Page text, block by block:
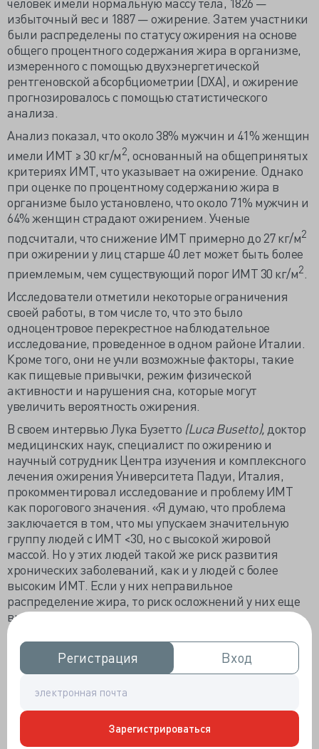
Регистрация
Регистрация Вход
Вход
Зарегистрироваться
избыточный вес и 1887 — ожирение. Затем участники
были распределены по статусу ожирения на основе
общего процентного содержания жира в организме,
измеренного с помощью двухэнергетической
рентгеновской абсорбциометрии (DXA), и ожирение
прогнозировалось с помощью статистического
анализа.
Анализ показал, что около 38% мужчин и 41% женщин
имели ИМТ ≥ 30 кг/м2, основанный на общепринятых
критериях ИМТ, что указывает на ожирение. Однако
при оценке по процентному содержанию жира в
организме было установлено, что около 71% мужчин и
64% женщин страдают ожирением. Ученые
подсчитали, что снижение ИМТ примерно до 27 кг/м2
при ожирении у лиц старше 40 лет может быть более
приемлемым, чем существующий порог ИМТ 30 кг/м2
Исследователи отметили некоторые ограничения
своей работы, в том числе то, что это было
одноцентровое перекрестное наблюдательное
исследование, проведенное в одном районе Италии.
Кроме того, они не учли возможные факторы, такие
как пищевые привычки, режим физической
активности и нарушения сна, которые могут
увеличить вероятность ожирения.
В своем интервью Лука Бузетто (LucaBusetto), доктор
медицинских наук, специалист по ожирению и
научный сотрудник Центра изучения и комплексного
лечения ожирения Университета Падуи, Италия,
прокомментировал исследование и проблему ИМТ
как порогового значения. «Я думаю, что проблема
заключается в том, что мы упускаем значительную
группу людей с ИМТ <30, но с высокой жировой
массой. Но у этих людей такой же риск развития
хронических заболеваний, как и у людей с более
высоким ИМТ. Если у них неправильное
распределение жира, то риск осложнений у них еще
выше».
«Исследование доктораMarwan El Ghoch
подчеркивает отсутствие лечения у этой
значительной части населения. Нам также
соотношение талии к росту в качестве
дополнительных показателей в этой популяции».
Лука Бузетто
Busetto)
также представил в ECO